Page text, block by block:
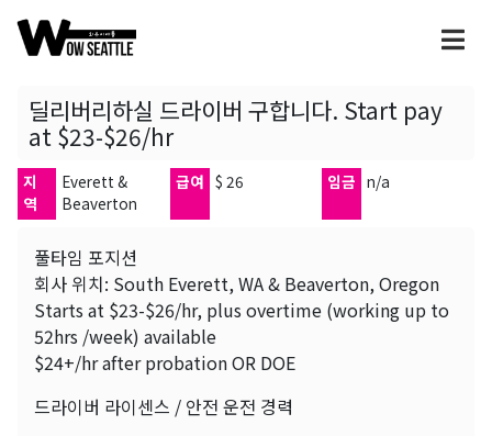
딜리버리하실 드라이버 구합니다. Start pay
at $23-$26/hr
지
역
Everett &
Beaverton
급여 $ 26 임금 n/a
풀타임 포지션
회사 위치: South Everett, WA & Beaverton, Oregon
Starts at $23-$26/hr, plus overtime (working up to
52hrs /week) available
$24+/hr after probation OR DOE
드라이버 라이센스 / 안전 운전 경력